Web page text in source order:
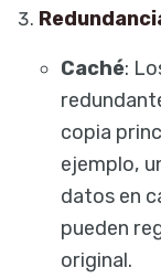
Caché:
copia
ejemplo,
datos en
pueden
original.